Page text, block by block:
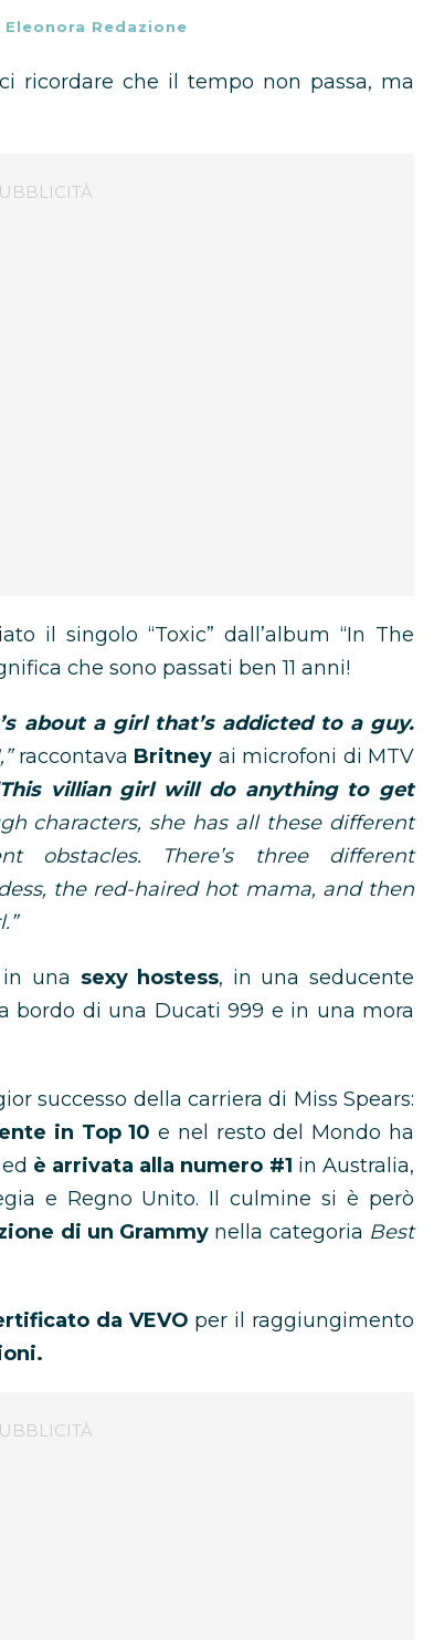
Eleonora Redazione
ricordare che il tempo non passa, ma
il singolo “Toxic” dall’album “In The
che sono passati ben 11 anni!
about a girl that’s addicted to a guy.
raccontava Britney ai microfoni di MTV
villian girl will do anything to get
characters, she has all these different
obstacles. There’s three different
the red-haired hot mama, and then
una sexy hostess, in una seducente
bordo di una Ducati 999 e in una mora
successo della carriera di Miss Spears:
in Top 10 e nel resto del Mondo ha
è arrivata alla numero #1 in Australia,
e Regno Unito. Il culmine si è però
di un Grammy nella categoria Best
da VEVO per il raggiungimento